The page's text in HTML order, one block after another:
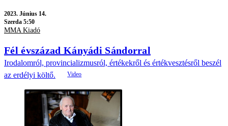
2023. Június 14.
Szerda 5:50
MMA Kiadó
Fél évszázad Kányádi Sándorral
Irodalomról, provincializmusról, értékekről és értékvesztésről beszél
az erdélyi költő.